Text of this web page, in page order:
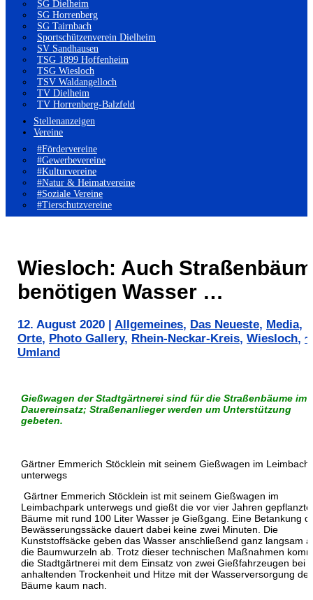
SG Dielheim
SG Horrenberg
SG Tairnbach
Sportschützenverein Dielheim
SV Sandhausen
TSG 1899 Hoffenheim
TSG Wiesloch
TSV Waldangelloch
TV Dielheim
TV Horrenberg-Balzfeld
Stellenanzeigen
Vereine
#Fördervereine
#Gewerbevereine
#Kulturvereine
#Natur & Heimatvereine
#Soziale Vereine
#Tierschutzvereine
Wiesloch: Auch
benötigen Wasser …
12. August 2020 Allgemeines, Das Neueste, Media,
Orte, Photo Gallery, Rhein-Neckar-Kreis, Wiesloch, ~
Umland
Gießwagen der Stadtgärtnerei sind für die Straßenbäume im
Dauereinsatz; Straßenanlieger werden um Unterstützung
gebeten.
Gärtner Emmerich Stöcklein mit seinem Gießwagen im
unterwegs
Gärtner Emmerich Stöcklein ist mit seinem Gießwagen im
Leimbachpark unterwegs und gießt die vor vier Jahren
Bäume mit rund 100 Liter Wasser je Gießgang. Eine Betankung
Bewässerungssäcke dauert dabei keine zwei Minuten. Die
Kunststoffsäcke geben das Wasser anschließend ganz langsam
die Baumwurzeln ab. Trotz dieser technischen Maßnahmen
die Stadtgärtnerei mit dem Einsatz von zwei Gießfahrzeugen bei
anhaltenden Trockenheit und Hitze mit der Wasserversorgung der
Bäume kaum nach.